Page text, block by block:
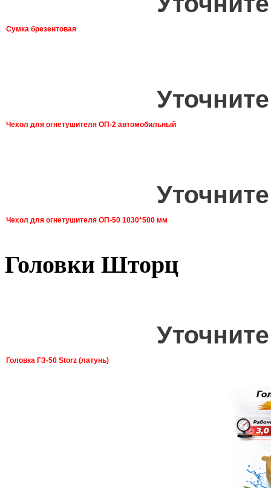
Сумка брезентовая
Чехол для огнетушителя ОП-2 автомобильный
Чехол для огнетушителя ОП-50 1030*500 мм
Головки Шторц
Головка ГЗ-50 Storz (латунь)